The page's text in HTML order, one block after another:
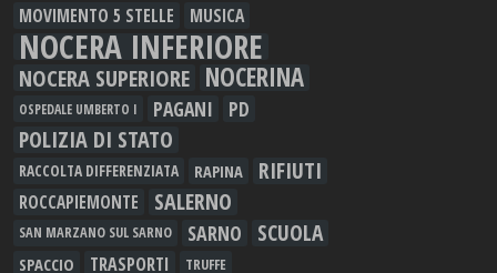
MOVIMENTO 5 STELLE MUSICA
NOCERA INFERIORE
NOCERA SUPERIORE NOCERINA
OSPEDALE UMBERTO I PAGANI PD
POLIZIA DI STATO
RACCOLTA DIFFERENZIATA RAPINA RIFIUTI
ROCCAPIEMONTE SALERNO
SAN MARZANO SUL SARNO SARNO SCUOLA
SPACCIO TRASPORTI TRUFFE